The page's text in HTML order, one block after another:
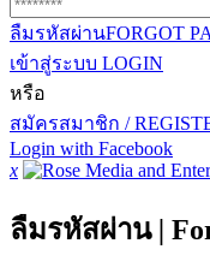
ลืมรหัสผ่านFORGOT
เข้าสู่ระบบ LOGIN
หรือ
สมัครสมาชิก /
Login with Facebook
x
ลืมรหัสผ่าน |